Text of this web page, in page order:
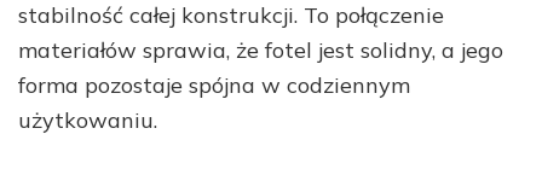
stabilność całej konstrukcji. To połączenie
materiałów sprawia, że fotel jest solidny, a jego
forma pozostaje spójna w codziennym
użytkowaniu.